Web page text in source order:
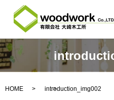
HOME introduction_img002